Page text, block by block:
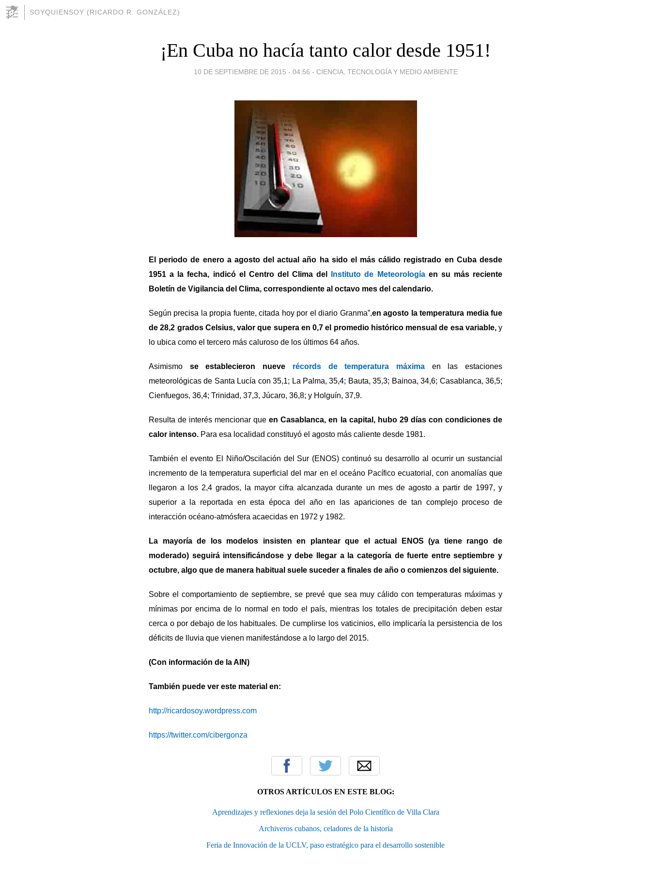
SOYQUIENSOY (RICARDO R. GONZÁLEZ)
¡En Cuba no hacía tanto calor desde 1951!
10 DE SEPTIEMBRE DE 2015 - 04:56 - CIENCIA, TECNOLOGÍA Y MEDIO AMBIENTE
El periodo de enero a agosto del actual año ha sido el más cálido registrado en Cuba desde
1951 a la fecha, indicó el Centro del Clima del
Instituto de Meteorologíaen su más reciente
Boletín de Vigilancia del Clima, correspondiente al octavo mes del calendario.
Según precisa la propia fuente, citada hoy por el diario Granma”,en agosto la temperatura media fue
de 28,2 grados Celsius, valor que supera en 0,7 el promedio histórico mensual de esa variable,y
lo ubica como el tercero más caluroso de los últimos 64 años.
Asimismo se establecieron nueve récords de temperatura máximaen las estaciones
meteorológicas de Santa Lucía con 35,1; La Palma, 35,4; Bauta, 35,3; Bainoa, 34,6; Casablanca, 36,5;
Cienfuegos, 36,4; Trinidad, 37,3, Júcaro, 36,8; y Holguín, 37,9.
Resulta de interés mencionar queen Casablanca, en la capital, hubo 29 días con condiciones de
calor intenso. Para esa localidad constituyó el agosto más caliente desde 1981.
También el evento El Niño/Oscilación del Sur (ENOS) continuó su desarrollo al ocurrir un sustancial
incremento de la temperatura superficial del mar en el oceáno Pacífico ecuatorial, con anomalías que
llegaron a los 2,4 grados, la mayor cifra alcanzada durante un mes de agosto a partir de 1997, y
superior a la reportada en esta época del año en las apariciones de tan complejo proceso de
interacción océano-atmósfera acaecidas en 1972 y 1982.
La mayoría de los modelos insisten en plantear que el actual ENOS (ya tiene rango de
moderado) seguirá intensificándose y debe llegar a la categoría de fuerte entre septiembre y
octubre, algo que de manera habitual suele suceder a finales de año o comienzos del siguiente.
Sobre el comportamiento de septiembre, se prevé que sea muy cálido con temperaturas máximas y
mínimas por encima de lo normal en todo el país, mientras los totales de precipitación deben estar
cerca o por debajo de los habituales. De cumplirse los vaticinios, ello implicaría la persistencia de los
déficits de lluvia que vienen manifestándose a lo largo del 2015.
(Con información de la AIN)
También puede ver este material en:
http://ricardosoy.wordpress.com
https://twitter.com/cibergonza
OTROS ARTÍCULOS EN ESTE BLOG:
Aprendizajes y reflexiones deja la sesión del Polo Científico de Villa Clara
Archiveros cubanos, celadores de la historia
Feria de Innovación de la UCLV, paso estratégico para el desarrollo sostenible